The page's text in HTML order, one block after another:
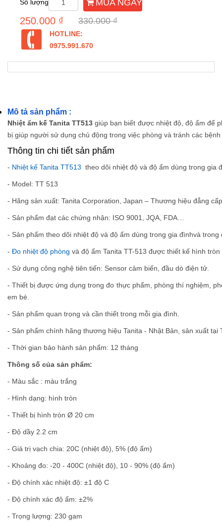
Số lượng MUA NGAY
250.000 ₫ 330.000 ₫
HOTLINE:
0975.991.670
Mô tả sản phẩm :
Nhiệt ẩm kế Tanita TT513 giúp bạn biết được nhiệt độ, độ ẩm để
bị giúp người sử dụng chủ động trong việc phòng và tránh các
Thông tin chi tiết sản phẩm
- Nhiệt kế Tanita TT513 theo dõi nhiệt độ và độ ẩm dùng trong gia
- Model: TT 513
- Hãng sản xuất: Tanita Corporation, Japan – Thương hiệu đẳng
- Sản phẩm đạt các chứng nhận: ISO 9001, JQA, FDA…
- Sản phẩm theo dõi nhiệt độ và độ ẩm dùng trong gia đìnhvà
- Đo nhiệt độ phòng và độ ẩm Tanita TT-513 được thiết kế hình
- Sử dụng công nghệ tiên tiến: Sensor cảm biến, đầu dò điện tử.
- Thiết bị được ứng dụng trong đo thực phẩm, phòng thí nghiệm,
em bé.
- Sản phẩm quan trọng và cần thiết trong mỗi gia đình.
- Sản phẩm chính hãng thương hiệu Tanita - Nhật Bản, sản xuất tại
- Thời gian bảo hành sản phẩm: 12 tháng
Thông số của sản phẩm:
- Màu sắc : màu trắng
- Hình dạng: hình tròn
- Thiết bị hình tròn Ø 20 cm
- Độ dầy 2.2 cm
- Giá trị vạch chia: 20C (nhiệt độ), 5% (độ ẩm)
- Khoảng đo: -20 - 400C (nhiệt độ), 10 - 90% (độ ẩm)
- Độ chính xác nhiệt độ: ±1 độ C
- Độ chính xác độ ẩm: ±2%
- Trọng lượng: 230 gam